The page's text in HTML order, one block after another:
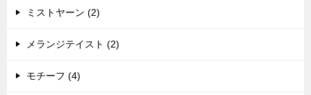
ミストヤーン (2)
メランジテイスト (2)
モチーフ (4)